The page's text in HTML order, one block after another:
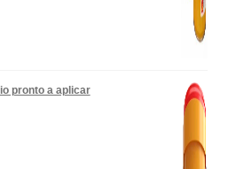
pronto a aplicar